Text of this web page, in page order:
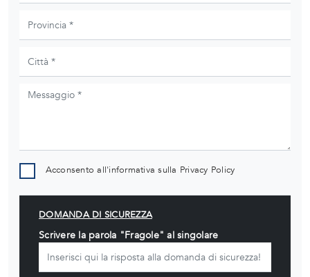
Acconsento all'informativa sulla Privacy Policy
DOMANDA DI SICUREZZA
Scrivere la parola "Fragole" al singolare